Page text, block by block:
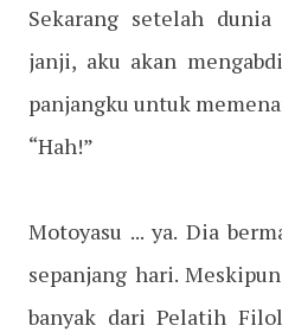
Sekarang setelah dunia
janji, aku akan
panjangku untuk
“Hah!”
Motoyasu ... ya. Dia
sepanjang hari.
banyak dari Pelatih